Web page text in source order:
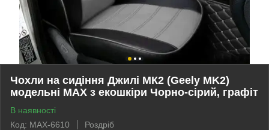
Чохли на сидіння Джилі МК2 (Geely MK2)
модельні MAX з екошкіри Чорно-сірий, графіт
В наявності
Код: MAX-6610
Роздріб